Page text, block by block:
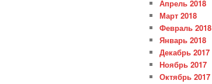
Апрель 2018
Март 2018
Февраль 2018
Январь 2018
Декабрь 2017
Ноябрь 2017
Октябрь 2017